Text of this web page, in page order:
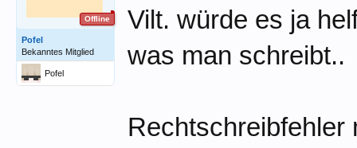
Offline
Pofel
Bekanntes Mitglied
Pofel
Vilt. würde es ja
was man schreibt..
Rechtschreibfehler